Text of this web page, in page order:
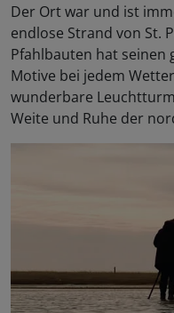
Der Ort war und ist
endlose Strand von St.
Pfahlbauten hat seinen
Motive bei jedem
wunderbare
Weite und Ruhe der